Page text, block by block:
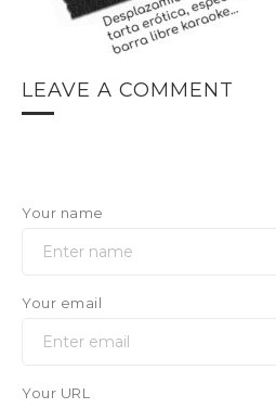
LEAVE A COMMENT
Your name
Your email
Your URL